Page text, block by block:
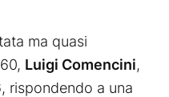
ma quasi
Luigi Comencini,
, rispondendo a una